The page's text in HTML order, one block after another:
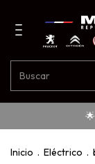
🌟 Envio a
Inicio . Eléctrico .